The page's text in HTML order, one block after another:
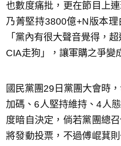
也數度痛批，更在節目上
乃菁堅持3800億+N版本
「黨內有很大聲音覺得，
CIA走狗」，讓軍購之爭變
國民黨團29日黨團大會時
加碼、6人堅持維持、4人
度暗自決定，倘若黨團總
將發動投票，不過傅崐萁